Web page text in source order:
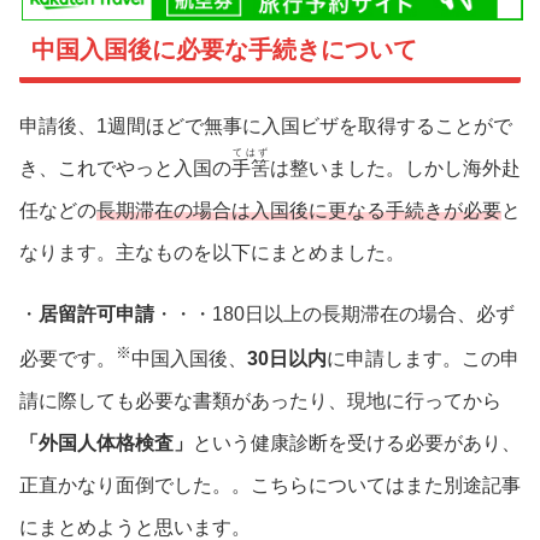
中国入国後に必要な手続きについて
申請後、1週間ほどで無事に入国ビザを取得することがで
き、これでやっと入国の手筈
てはず
は整いました。しかし海外赴
任などの長期滞在の場合は入国後に更なる手続きが必要と
なります。主なものを以下にまとめました。
・ 居留許可申請・・・180日以上の長期滞在の場合、必ず
必要です。 ※ 中国入国後、 30日以内に申請します。この申
請に際しても必要な書類があったり、現地に行ってから
「外国人体格検査」 という健康診断を受ける必要があり、
正直かなり面倒でした。。こちらについてはまた別途記事
にまとめようと思います。